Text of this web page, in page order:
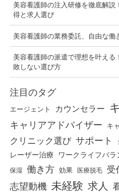
美容看護師の注入研修を徹底解説
得と求人選び
美容看護師の業務委託、自由な働
美容看護師の派遣で理想を叶える
敗しない選び方
注目のタグ
エージェント カウンセラー
キャリアアドバイザー キ
クリニック選び サポート
レーザー治療 ワークライフバラ
保湿 働き方 効果 医療脱毛 受
志望動機 未経験 求人